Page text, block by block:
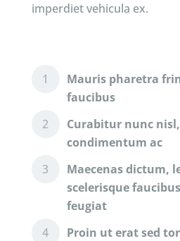
imperdiet vehicula ex.
Mauris pharetra
faucibus
Curabitur nunc
condimentum ac
Maecenas dictum,
scelerisque
feugiat
Proin ut erat sed